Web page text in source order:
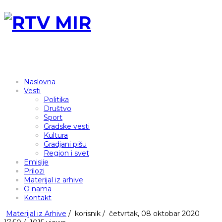
Naslovna
Vesti
Politika
Društvo
Sport
Gradske vesti
Kultura
Gradjani pišu
Region i svet
Emisije
Prilozi
Materijal iz arhive
O nama
Kontakt
Materijal iz Arhive / korisnik / četvrtak, 08 oktobar 2020